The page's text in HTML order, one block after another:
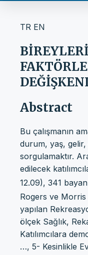
TR EN
Abstract
Bu çalışmanın
durum, yaş, gelir,
sorgulamaktır.
edilecek
12.09), 341
Rogers ve
yapılan
ölçek Sağlık,
Katılımcılara
…, 5- Kesinlikle